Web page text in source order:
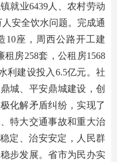
就业6439人、农村劳动
安全饮水问题。完成通
10座，周西公路开工建
房258套，公租房1568
利建设投入6.5亿元。社
城、平安鼎城建设，创
化解矛盾纠纷，实现了
特大交通事故和重大治
定、治安安定，人民群
步发展。省市为民办实